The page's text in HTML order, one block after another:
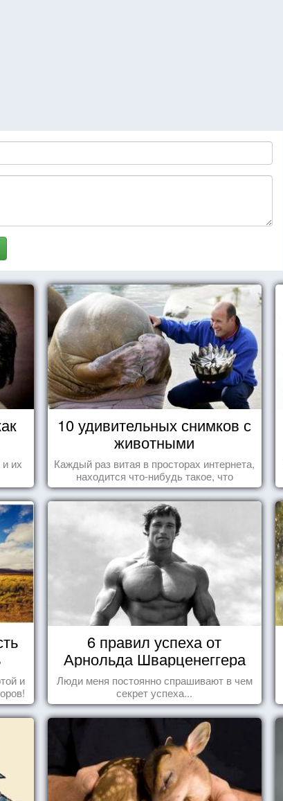
их
10 удивительных снимков с
животными
Каждый раз витая в просторах интернета,
находится что-нибудь такое, что
заставляет улыбнуться, удивиться,
восхититься...
и
6 правил успеха от
Арнольда Шварценеггера
Люди меня постоянно спрашивают в чем
секрет успеха...